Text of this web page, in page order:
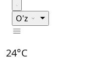
O'z
24°C